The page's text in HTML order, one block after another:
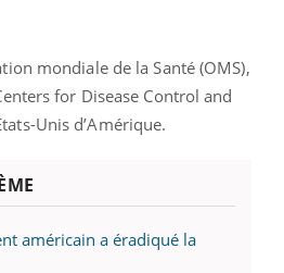
mondiale de la Santé (OMS),
for Disease Control and
Unis d’Amérique.
américain a éradiqué la